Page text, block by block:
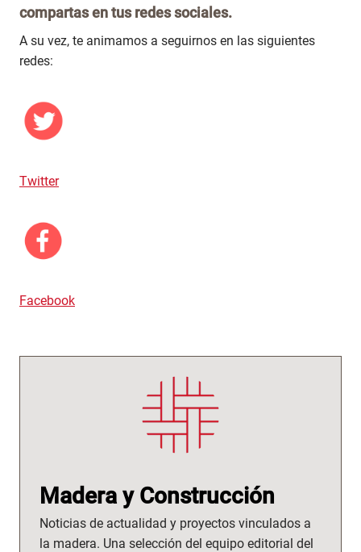
compartas en tus redes sociales.
A su vez, te animamos a seguirnos en las siguientes
redes:
Twitter
Facebook
Madera y Construcción
Noticias de actualidad y proyectos vinculados a
la madera. Una selección del equipo editorial del